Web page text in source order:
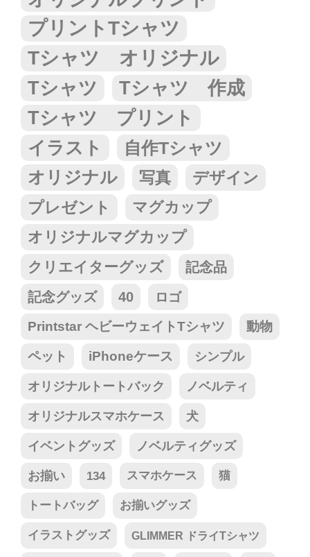
プリントTシャツ
Tシャツ オリジナル
Tシャツ
Tシャツ 作成
Tシャツ プリント
イラスト 自作Tシャツ
オリジナル 写真
デザイン
プレゼント
マグカップ
オリジナルマグカップ
クリエイターグッズ
記念品
記念グッズ
40 ロゴ
Printstar ヘビーウェイトTシャツ 動物
ペット iPhoneケース シンプル
オリジナルトートバック ノベルティ
オリジナルスマホケース 犬
イベントグッズ ノベルティグッズ
お揃い 134 スマホケース 猫
トートバッグ お揃いグッズ
イラストグッズ GLIMMER ドライTシャツ